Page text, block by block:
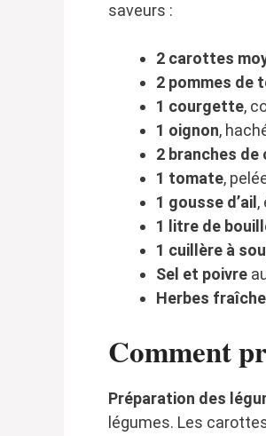
saveurs :
2 carottes
2 pommes de
1 courgette,
1 oignon,
2 branches de
1 tomate,
1 gousse d’ail ,
1 litre de
1 cuillère à
Sel et poivre
Herbes
Comment
Préparation des
légumes. Les